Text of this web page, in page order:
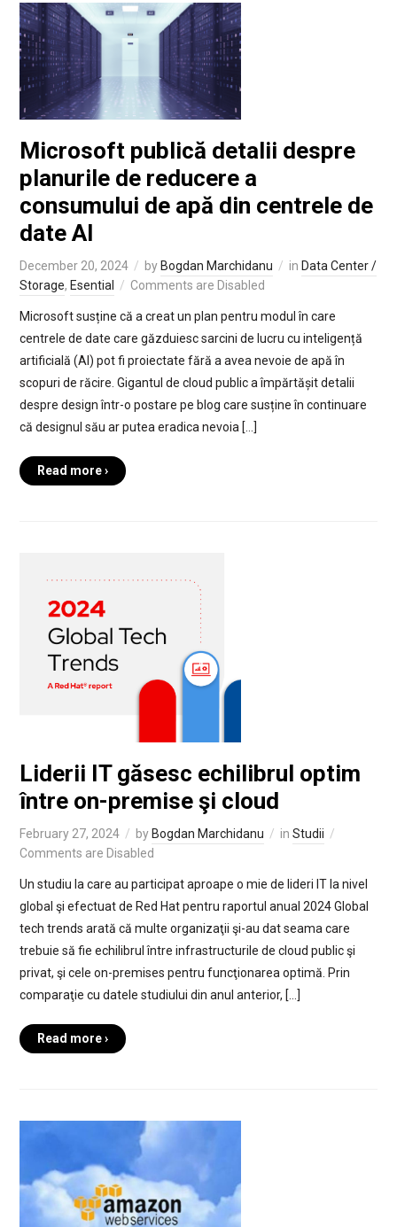
Microsoft publică detalii despre
planurile de reducere a
consumului de apă din centrele de
date AI
December 20, 2024 by Bogdan Marchidanu in Data Center /
Storage, Esential Comments are Disabled
Microsoft susține că a creat un plan pentru modul în care
centrele de date care găzduiesc sarcini de lucru cu inteligență
artificială (AI) pot fi proiectate fără a avea nevoie de apă în
scopuri de răcire. Gigantul de cloud public a împărtășit detalii
despre design într-o postare pe blog care susține în continuare
că designul său ar putea eradica nevoia […]
Read more ›
Liderii IT găsesc echilibrul optim
între on-premise şi cloud
February 27, 2024 by Bogdan Marchidanu in Studii
Comments are Disabled
Un studiu la care au participat aproape o mie de lideri IT la nivel
global şi efectuat de Red Hat pentru raportul anual 2024 Global
tech trends arată că multe organizaţii şi-au dat seama care
trebuie să fie echilibrul între infrastructurile de cloud public şi
privat, şi cele on-premises pentru funcţionarea optimă. Prin
comparaţie cu datele studiului din anul anterior, […]
Read more ›